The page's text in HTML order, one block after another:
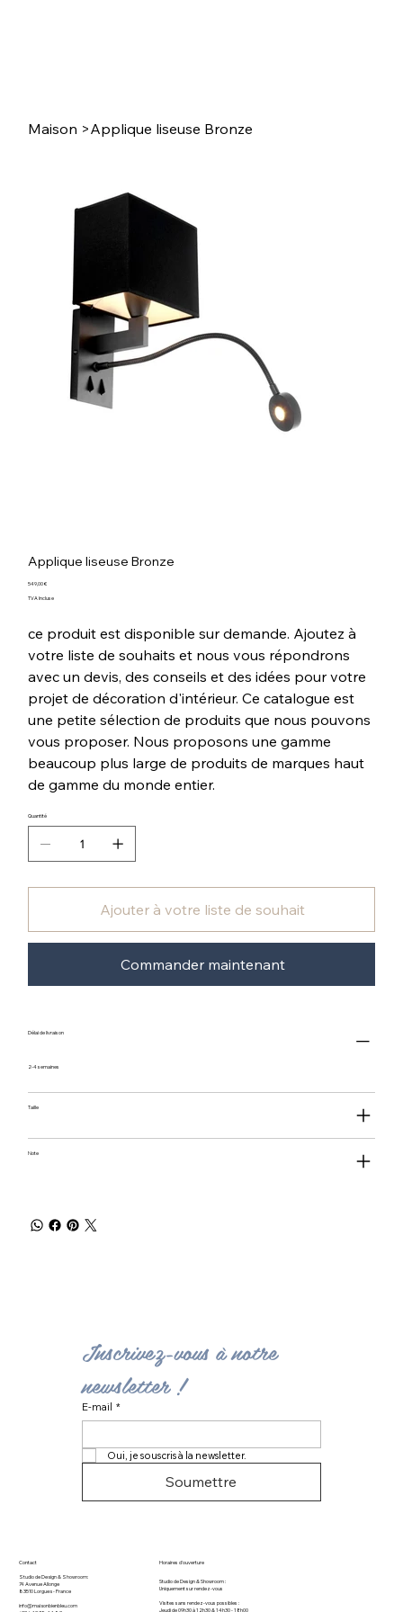
Maison >Applique liseuse Bronze
Applique liseuse Bronze
Prix
549,00 €
TVA Incluse
ce produit est disponible sur demande. Ajoutez à
votre liste de souhaits et nous vous répondrons
avec un devis, des conseils et des idées pour votre
projet de décoration d'intérieur. Ce catalogue est
une petite sélection de produits que nous pouvons
vous proposer. Nous proposons une gamme
beaucoup plus large de produits de marques haut
de gamme du monde entier.
Quantité
Ajouter à votre liste de souhait
Commander maintenant
Délai de livraison
2-4 semaines
Taille
Note
Inscrivez-vous à notre
newsletter !
E-mail *
Oui, je souscris à la newsletter.
Soumettre
Horaires d'ouverture
Studio de Design & Showroom :
Uniquement sur rendez-vous
Visites sans rendez-vous possibles :
Jeudi de 09h30 à 12h30 & 14h30 - 18h00
Contact
Studio de Design & Showroom:
74 Avenue Allonge
83510 Lorgues​ - France
info@maisonbienbleu.com